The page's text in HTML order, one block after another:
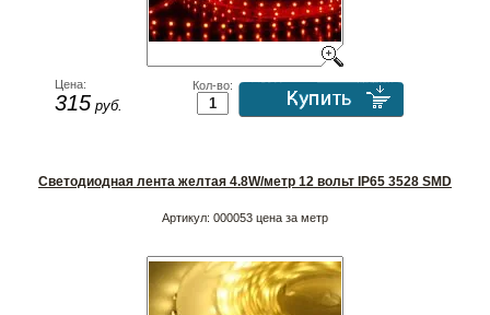
Цена:
315 руб.
Кол-во:
Светодиодная лента желтая 4.8W/метр 12 вольт IP65 3528 SMD
Артикул: 000053 цена за метр